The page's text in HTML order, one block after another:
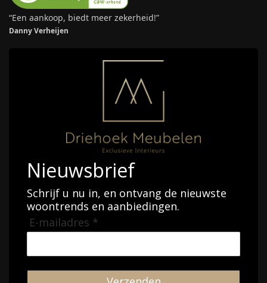
“Een aankoop, biedt meer zekerheid!”
Danny Verheijen
Nieuwsbrief
Schrijf u nu in, en ontvang de nieuwste
woontrends en aanbiedingen.
E-mailadres *